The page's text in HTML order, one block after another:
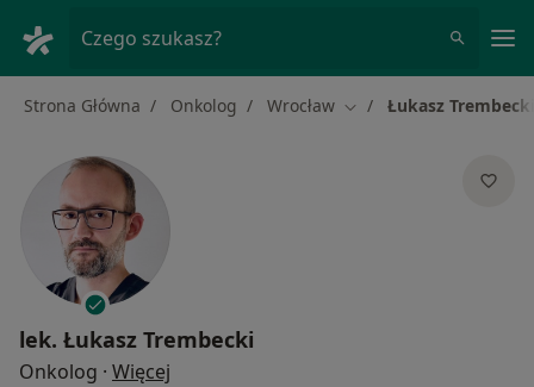
Czego szukasz?
Strona Główna Onkolog Wrocław Zmień miasto
Łukasz Trembecki
lek. Łukasz Trembecki
Onkolog · Więcej